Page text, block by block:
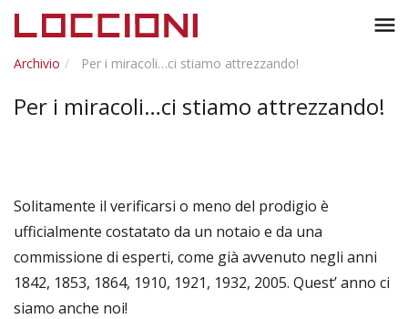
menu
Archivio Per i miracoli…ci stiamo attrezzando!
Per i miracoli…ci stiamo attrezzando!
Solitamente il verificarsi o meno del prodigio è
ufficialmente costatato da un notaio e da una
commissione di esperti, come già avvenuto negli anni
1842, 1853, 1864, 1910, 1921, 1932, 2005. Quest’ anno ci
siamo anche noi!